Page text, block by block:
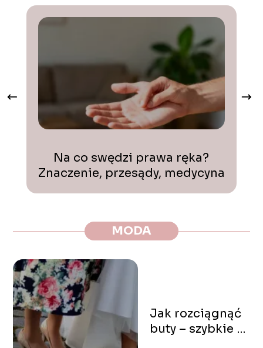
Na co swędzi prawa ręka?
Znaczenie, przesądy, medycyna
MODA
Jak rozciągnąć
buty – szybkie i